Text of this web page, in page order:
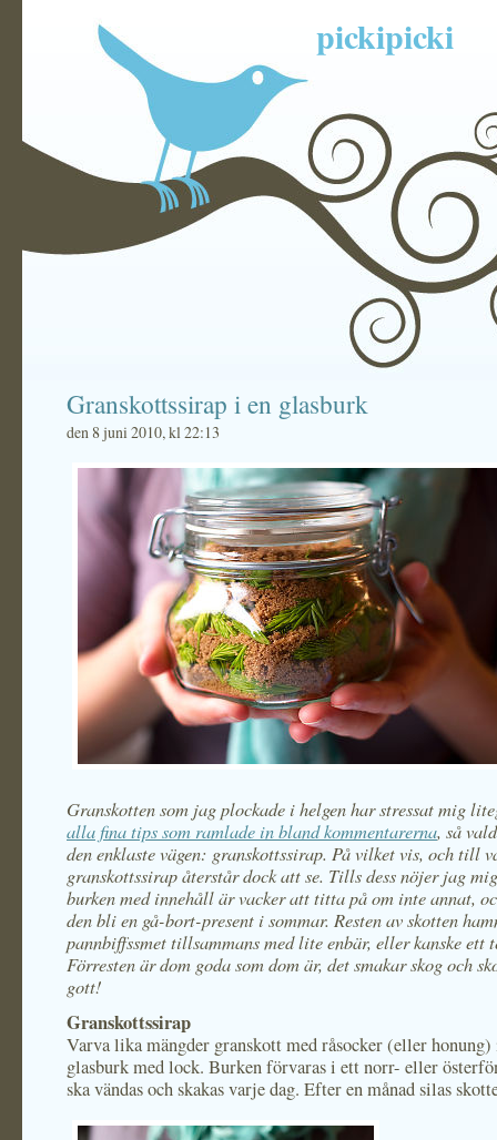
pickipicki
Granskottssirap i en glasburk
den 8 juni 2010, kl 22:13
Granskotten som jag plockade i helgen har stressat mig
alla fina tips som ramlade in bland kommentarerna, så
den enklaste vägen: granskottssirap. På vilket vis, och till
granskottssirap återstår dock att se. Tills dess nöjer jag
burken med innehåll är vacker att titta på om inte annat,
den bli en gå-bort-present i sommar. Resten av skotten
pannbiffssmet tillsammans med lite enbär, eller kanske ett
Förresten är dom goda som dom är, det smakar skog och
gott!
Granskottssirap
Varva lika mängder granskott med råsocker (eller honung)
glasburk med lock. Burken förvaras i ett norr- eller
ska vändas och skakas varje dag. Efter en månad silas